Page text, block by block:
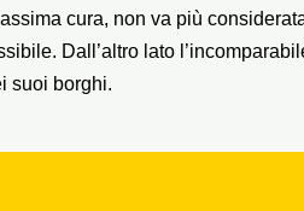
cura, non va più
Dall’altro lato
suoi borghi.